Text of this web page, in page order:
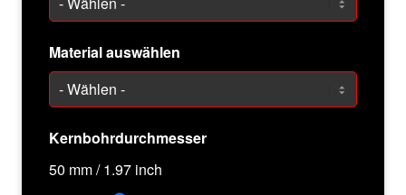
Material auswählen
Kernbohrdurchmesser
50 mm /1.97 inch